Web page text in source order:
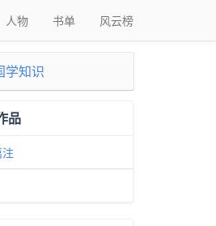
人物 书单 风云榜
学知识
品